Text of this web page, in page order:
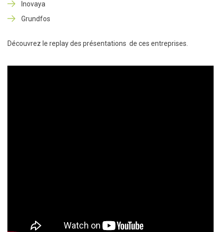
Inovaya
Grundfos
Découvrez le replay des présentations de ces entreprises.